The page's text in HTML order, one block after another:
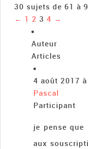
30 sujets de 61 à
← 1 2 3 4 →
Auteur
Articles
4 août 2017
Pascal
Participant
je pense que
aux